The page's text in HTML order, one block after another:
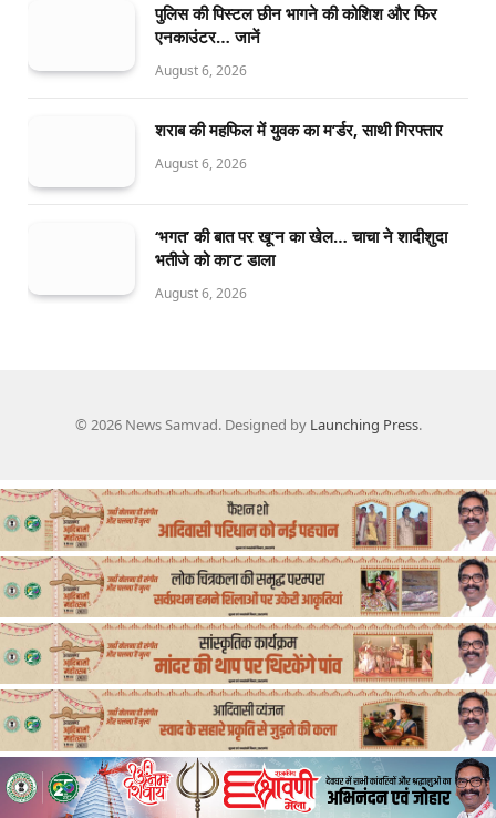
पुलिस की पिस्टल छीन भागने की कोशिश और फिर
एनकाउंटर… जानें
August 6, 2026
शराब की महफिल में युवक का म’र्डर, साथी गिरफ्तार
August 6, 2026
‘भगत’ की बात पर खू’न का खेल… चाचा ने शादीशुदा
भतीजे को का’ट डाला
August 6, 2026
© 2026 News Samvad. Designed by Launching Press.